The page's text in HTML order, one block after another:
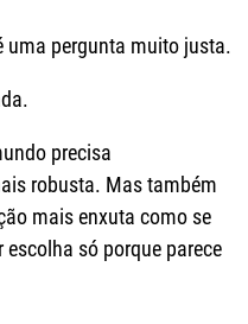
uma pergunta muito justa.
precisa
robusta. Mas também
mais enxuta como se
só porque parece